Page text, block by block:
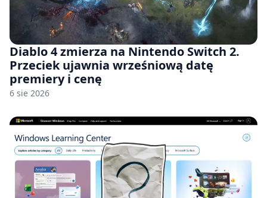
Diablo 4 zmierza na Nintendo Switch 2.
Przeciek ujawnia wrześniową datę
premiery i cenę
6 sie 2026